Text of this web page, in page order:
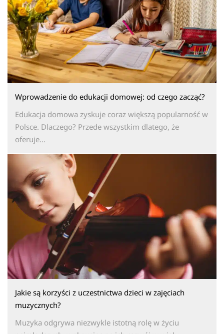
Wprowadzenie do edukacji domowej: od czego zacząć?
Edukacja domowa zyskuje coraz większą popularność w
Polsce. Dlaczego? Przede wszystkim dlatego, że
oferuje...
Jakie są korzyści z uczestnictwa dzieci w zajęciach
muzycznych?
Muzyka odgrywa niezwykle istotną rolę w życiu